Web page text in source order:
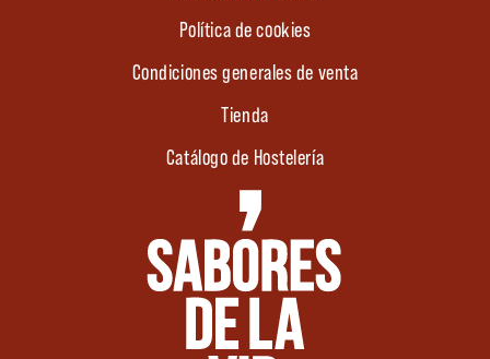
Política de cookies
Condiciones generales de venta
Tienda
Catálogo de Hostelería